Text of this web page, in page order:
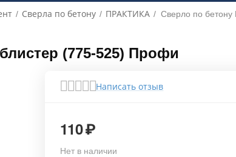
/ Сверла по бетону / ПРАКТИКА / Сверло по
(775-525) Профи
Написать отзыв
110₽
Нет в наличии